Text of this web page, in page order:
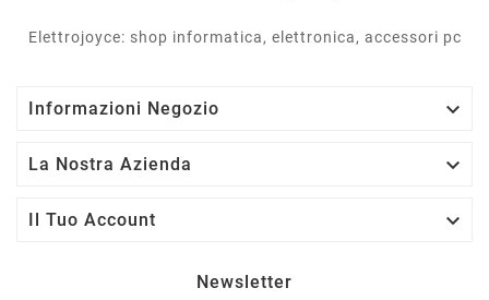
Elettrojoyce: shop informatica, elettronica, accessori pc
Informazioni Negozio 
La Nostra Azienda 
Il Tuo Account 
Newsletter